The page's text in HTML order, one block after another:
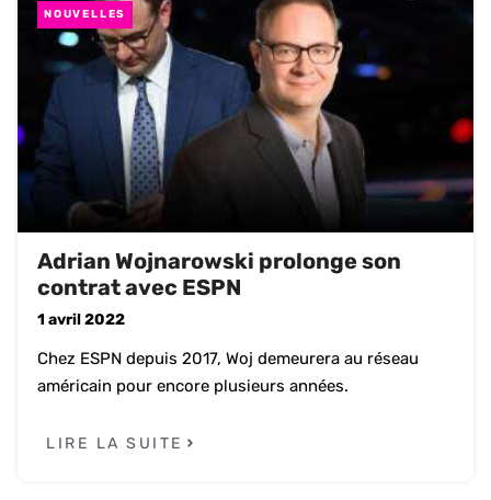
NOUVELLES
Adrian Wojnarowski prolonge son
contrat avec ESPN
1 avril 2022
Chez ESPN depuis 2017, Woj demeurera au réseau
américain pour encore plusieurs années.
LIRE LA SUITE